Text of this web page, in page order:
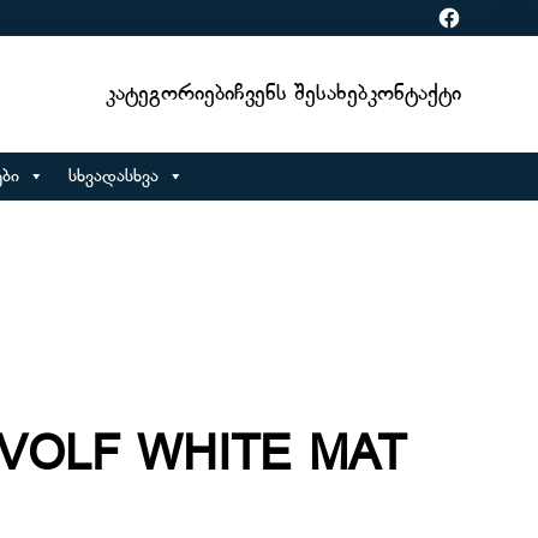
Facebook
ᲙატეგორიებიᲩვენს ᲨესახებᲙონტაქტი
სხვადასხვა
WHITE MAT